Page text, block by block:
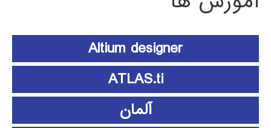
Altium designer
ATLAS.ti
آلمان